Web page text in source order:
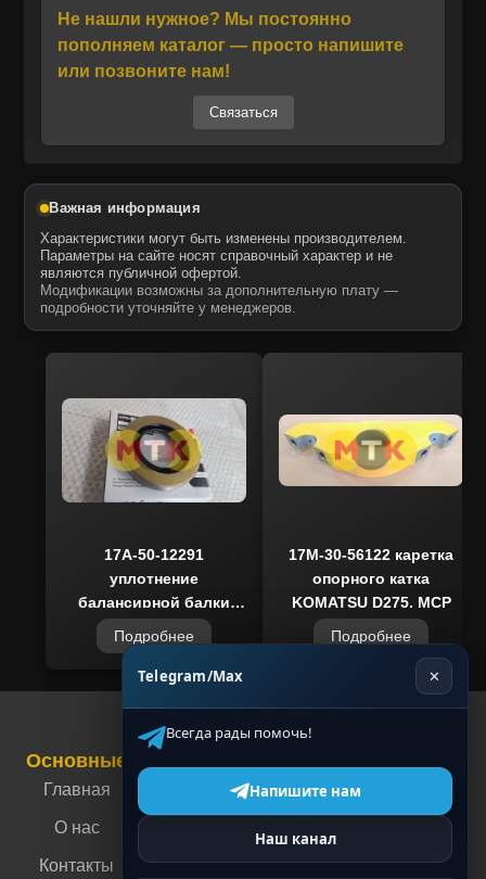
Даю своё согласие на обработку персональных данных.
нагрузок. Продукция ITR USCO,
поставляемая через официального
дистрибьютора в России, гарантирует
совместимость с техникой Komatsu и
исключает риск подделок. Запчасти MTK
подходят для эксплуатации в различных
длительный срок службы.
комплекте от ITR USCO можно в нашем
интернет-магазине. Мы предлагаем
оригинальные и аналоговые запчасти для
спецтехники с гарантией качества и
оперативной доставкой. Уточнить
менеджеров по телефону или через сайт.
Не нашли нужное? Мы постоянно
пополняем каталог — просто напишите
или позвоните нам!
Связаться
Важная информация
Характеристики могут быть изменены производителем.
Параметры на сайте носят справочный характер и не
являются публичной офертой.
Модификации возможны за дополнительную плату —
подробности уточняйте у менеджеров.
17A-50-12291
уплотнение
балансирной балки
KOMATSU D275, ITR
USCO
Подробнее
17M-30-56122 каретка
опорного катка
KOMATSU D275, MCP
Подробнее
Основные
Главная
О нас
Контакты
г. Москва, ул.
Энергетическая,
Telegram/Max ✕
Всегда рады помочь!
Напишите нам
Наш канал